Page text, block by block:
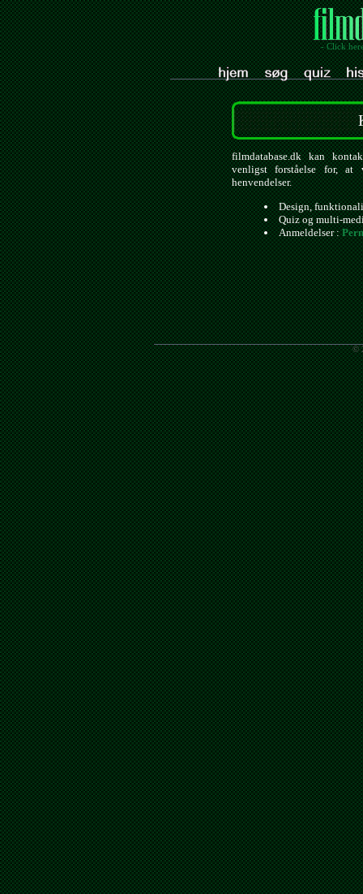
- Click
filmdatabase.dk kan
venligst forståelse for,
henvendelser.
Design,
Quiz og multi-
Anmeldelser :
©